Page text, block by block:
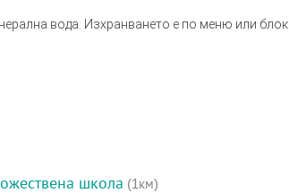
вода. Изхранването е по меню или блок
школа (1км)